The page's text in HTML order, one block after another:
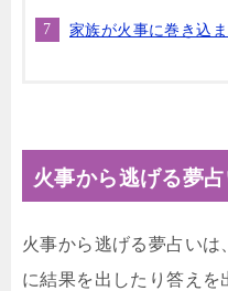
家族が火事に巻き込
火事から逃げる夢
火事から逃げる夢占い
に結果を出したり答えを